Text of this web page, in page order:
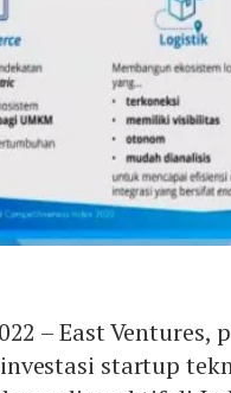
– East
startup